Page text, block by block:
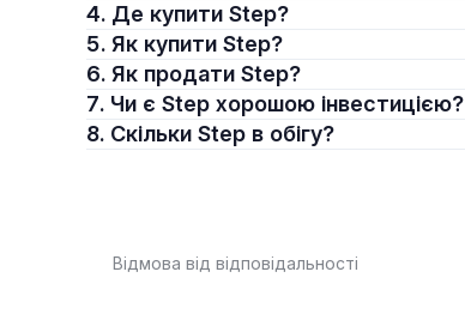
4. Де купити Step?
5. Як купити Step?
6. Як продати Step?
7. Чи є Step хорошою інвестицією?
8. Скільки Step в обігу?
Відмова від відповідальності